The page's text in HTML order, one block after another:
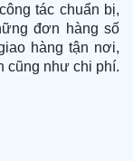
tác chuẩn bị,
đơn hàng số
hàng tận nơi,
cũng như chi phí.